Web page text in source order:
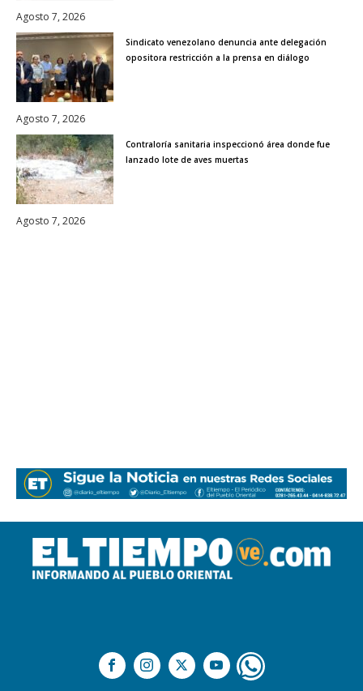
Agosto 7, 2026
Sindicato venezolano denuncia ante delegación
opositora restricción a la prensa en diálogo
Agosto 7, 2026
Contraloría sanitaria inspeccionó área donde fue
lanzado lote de aves muertas
Agosto 7, 2026